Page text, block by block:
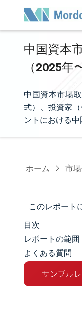
中国資本
（2025年
中国資本市場
式）、投資家
ントにおける
ホーム 市
このレポート
マーケット
市場概要
主な市場動
目次
レポートの範囲
よくある質問